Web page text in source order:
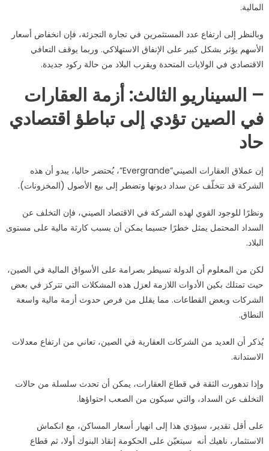
المالية.
وبالنظر إلى ارتفاع عدد المستثمرين في تجارة التجزئة، فإن انخفاض أسعار
الأسهم يؤثر بشكل كبير على الإنفاق الاستهلاكي. وربما يوقف التعافي
الاقتصادي في الولايات المتحدة ويقرب البلاد من حالة ركود جديدة.
– السيناريو الثالث: أزمة العقارات
في الصين تؤدي إلى تباطؤ اقتصادي
حاد
إن عملاق العقارات الصيني”Evergrande”، يُحتضر حاليا، يبدو أن هذه
الشركة قد تتخلّف عن سداد ديونها وتضطر إلى بيع الأصول (المخزونات).
ونظرًا للوجود القوي لهذه الشركة في الاقتصاد الصيني، فإن التخلف عن
السداد المحتمل يمثل خطرًا جسيما يمكن أن يسبب كارثة مالية على مستوى
البلاد.
لكن من المعلوم أن الدولة تسيطر بصرامة على الأسواق المالية في الصين،
حيث تمتلك بكين الأدوات اللازمة لعزل هذه المشكلات التي تتركز في بعض
الشركات وبعض القطاعات. مما يقلل من فرص حدوث أزمة مالية واسعة
النطاق.
يُذكر أن العديد من الشركات العقارية في الصين، تعاني من ارتفاع معدلات
الاستدانة.
وإذا تدهورت الثقة في قطاع العقارات، يمكن أن تحدث سلسلة من حالات
التخلف عن السداد، والتي سيكون من الصعب احتواؤها.
على أقل تقدير، سيؤدي هذا إلى انهيار أسعار المساكن، مع انكماش
الاستثمار، ناهيك أنه سيتعيّن على الحكومة إنقاذ البنوك أولا، ثم قطاع